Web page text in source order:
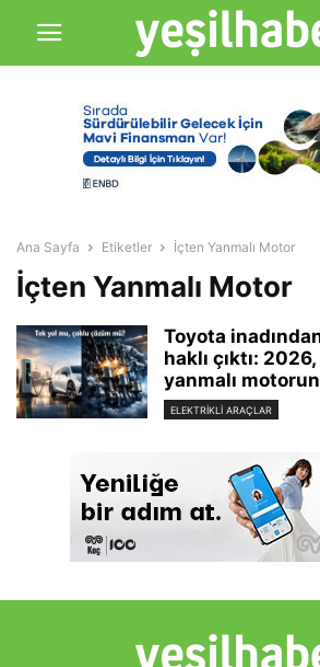
Ana Sayfa Etiketler İçten Yanmalı Motor
İçten Yanmalı Motor
Toyota
haklı çıktı:
yanmalı
ELEKTRIKLI ARAÇLAR